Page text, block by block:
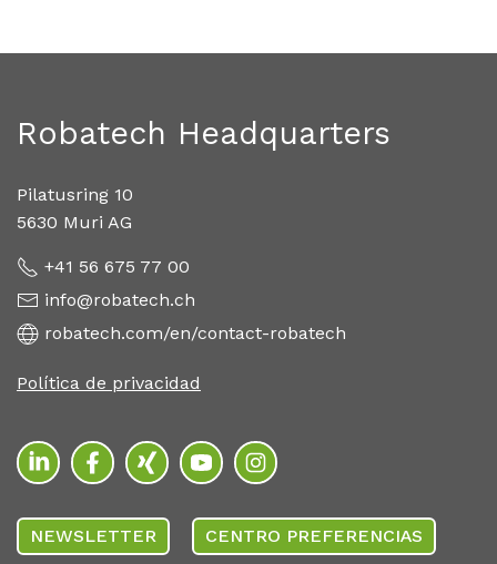
Robatech Headquarters
Pilatusring 10
5630 Muri AG
+41 56 675 77 00
info@robatech.ch
robatech.com/en/contact-robatech
Política de privacidad
NEWSLETTER CENTRO PREFERENCIAS